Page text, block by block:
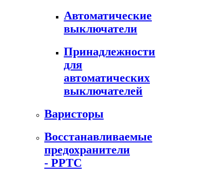
Автоматические
выключатели
Принадлежности
для
автоматических
выключателей
Варисторы
Восстанавливаемые
предохранители
- PPTC